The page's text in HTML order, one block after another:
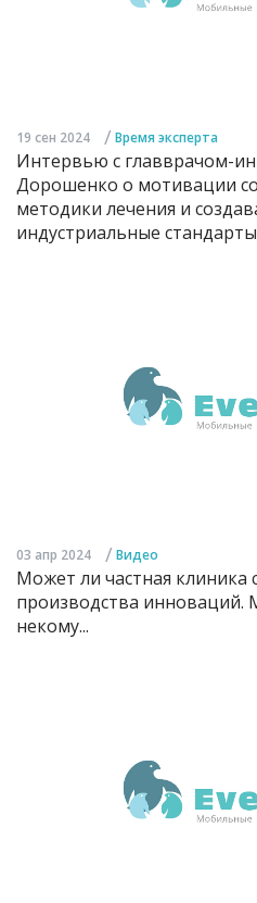
19 сен 2024 / Время эксперта
Интервью с главврачом-
Дорошенко о мотивации
методики лечения и
индустриальные стандарты
03 апр 2024 / Видео
Может ли частная клиника
производства инноваций.
некому...